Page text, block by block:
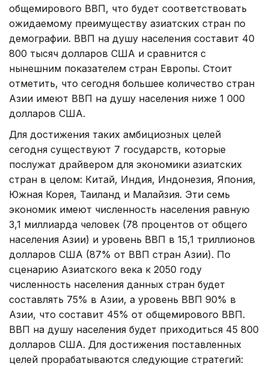
общемирового ВВП, что будет соответствовать
ожидаемому преимуществу азиатских стран по
демографии. ВВП на душу населения составит 40
800 тысяч долларов США и сравнится с
нынешним показателем стран Европы. Стоит
отметить, что сегодня большее количество стран
Азии имеют ВВП на душу населения ниже 1 000
долларов США.
Для достижения таких амбициозных целей
сегодня существуют 7 государств, которые
послужат драйвером для экономики азиатских
стран в целом: Китай, Индия, Индонезия, Япония,
Южная Корея, Таиланд и Малайзия. Эти семь
экономик имеют численность населения равную
3,1 миллиарда человек (78 процентов от общего
населения Азии) и уровень ВВП в 15,1 триллионов
долларов США (87% от ВВП стран Азии). По
сценарию Азиатского века к 2050 году
численность населения данных стран будет
составлять 75% в Азии, а уровень ВВП 90% в
Азии, что составит 45% от общемирового ВВП.
ВВП на душу населения будет приходиться 45 800
долларов США. Для достижения поставленных
целей прорабатываются следующие стратегий: